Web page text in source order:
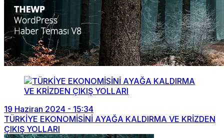
19 Haziran 2024 - 15:34
TÜRKİYE EKONOMİSİNİ AYAĞA KALDIRMA VE KRİZDEN
ÇIKIŞ YOLLARI